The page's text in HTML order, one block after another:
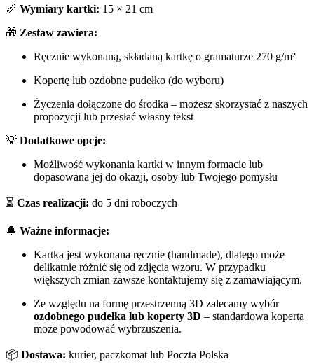
📏 Wymiary kartki: 15 × 21 cm
🎁 Zestaw zawiera:
Ręcznie wykonaną, składaną kartkę o gramaturze 270 g/m²
Kopertę lub ozdobne pudełko (do wyboru)
Życzenia dołączone do środka – możesz skorzystać z naszych
propozycji lub przesłać własny tekst
💡 Dodatkowe opcje:
Możliwość wykonania kartki w innym formacie lub
dopasowana jej do okazji, osoby lub Twojego pomysłu
⏳ Czas realizacji: do 5 dni roboczych
🔔 Ważne informacje:
Kartka jest wykonana ręcznie (handmade), dlatego może
delikatnie różnić się od zdjęcia wzoru. W przypadku
większych zmian zawsze kontaktujemy się z zamawiającym.
Ze względu na formę przestrzenną 3D zalecamy wybór
ozdobnego pudełka lub koperty 3D – standardowa koperta
może powodować wybrzuszenia.
📦 Dostawa: kurier, paczkomat lub Poczta Polska